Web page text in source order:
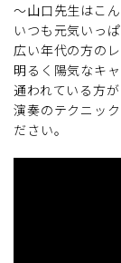
～山口先生はこ
いつも元気いっ
広い年代の方の
明るく陽気なキ
通われている方が
演奏のテクニッ
ださい。